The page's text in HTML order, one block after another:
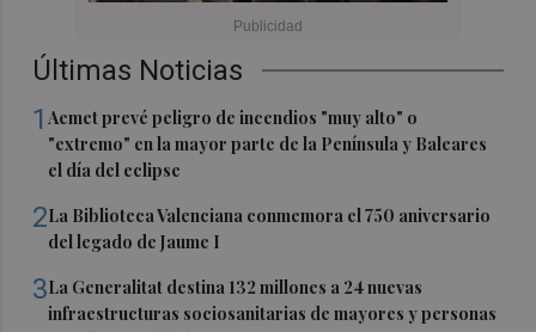
Últimas Noticias
1Aemet prevé peligro de incendios "muy alto" o
"extremo" en la mayor parte de la Península y Baleares
el día del eclipse
2La Biblioteca Valenciana conmemora el 750 aniversario
del legado de Jaume I
3La Generalitat destina 132 millones a 24 nuevas
infraestructuras sociosanitarias de mayores y personas